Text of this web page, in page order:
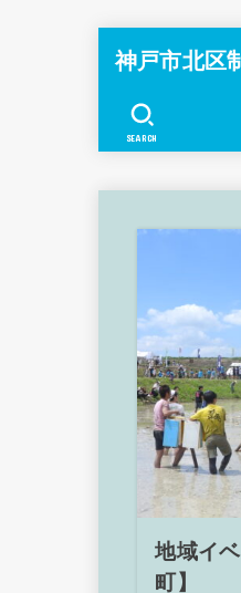
神戸市北区
SEARCH
地域イ
町】